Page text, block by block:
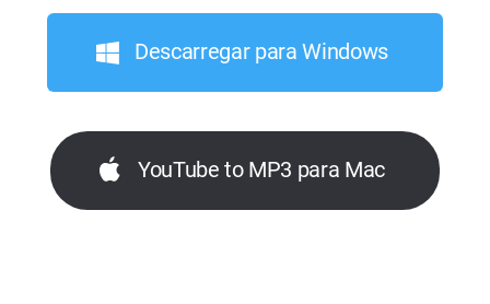
Descarregar para Windows
YouTube to MP3 para Mac